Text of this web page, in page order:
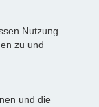
Nutzung
zu und
und die